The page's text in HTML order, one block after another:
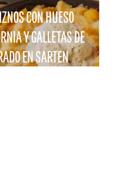
CON HUESO
Y GALLETAS DE
EN SARTEN